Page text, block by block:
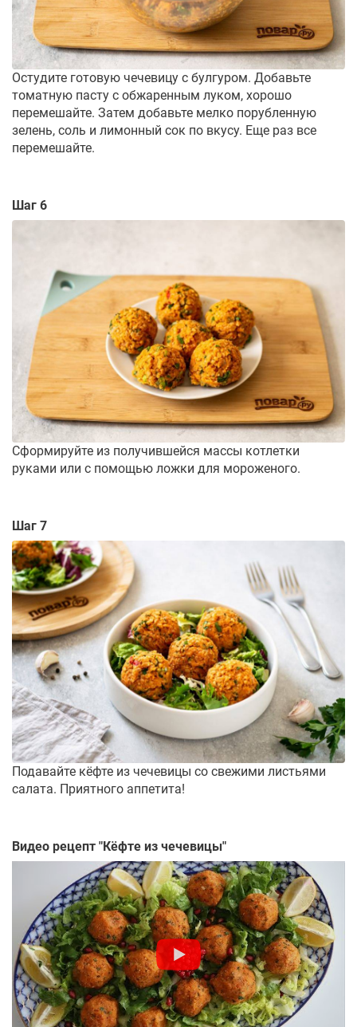
Остудите готовую чечевицу с булгуром. Добавьте
томатную пасту с обжаренным луком, хорошо
перемешайте. Затем добавьте мелко порубленную
зелень, соль и лимонный сок по вкусу. Еще раз все
перемешайте.
Шаг 6
Сформируйте из получившейся массы котлетки
руками или с помощью ложки для мороженого.
Шаг 7
Подавайте кёфте из чечевицы со свежими листьями
салата. Приятного аппетита!
Видео рецепт "Кёфте из чечевицы"